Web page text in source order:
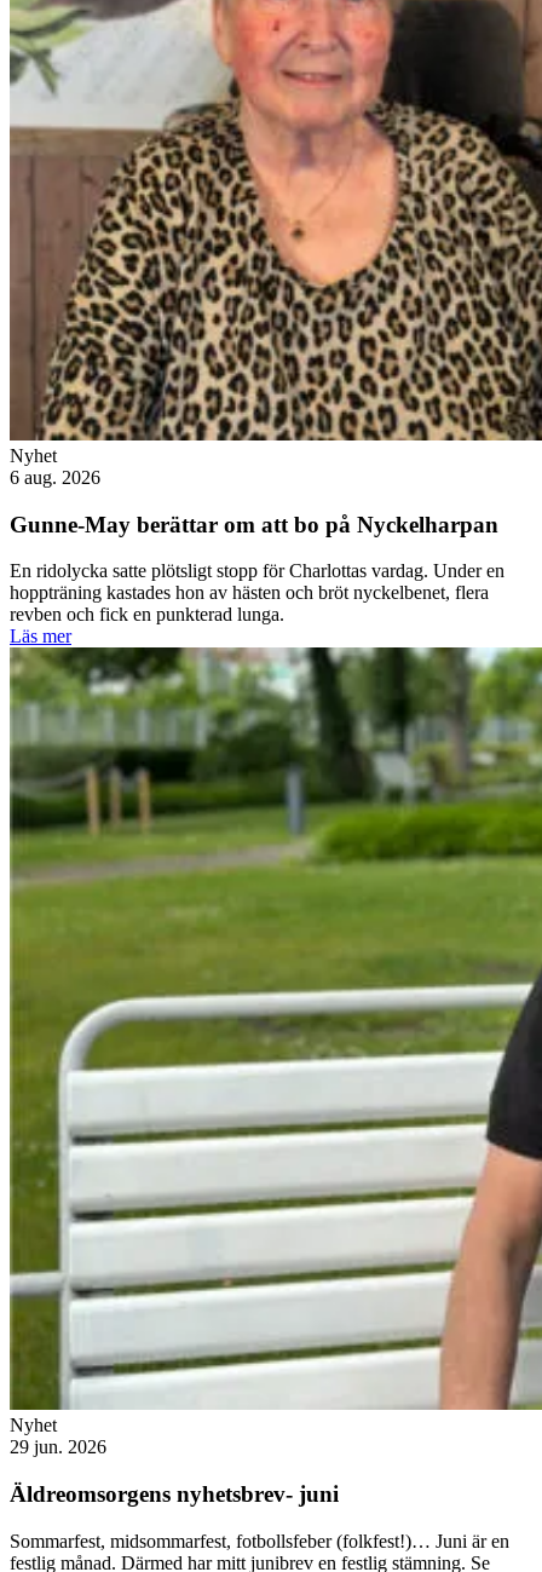
Nyhet
6 aug. 2026
Gunne-May berättar om att bo på Nyckelharpan
En ridolycka satte plötsligt stopp för Charlottas vardag. Under en
hoppträning kastades hon av hästen och bröt nyckelbenet, flera
revben och fick en punkterad lunga.
Läs mer
Nyhet
29 jun. 2026
Äldreomsorgens nyhetsbrev- juni
Sommarfest, midsommarfest, fotbollsfeber (folkfest!)… Juni är en
festlig månad. Därmed har mitt junibrev en festlig stämning. Se